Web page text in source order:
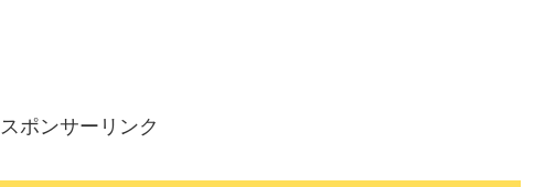
スポンサーリンク